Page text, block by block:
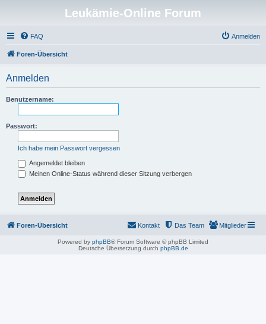
Leukämie-Online Forum
FAQ Anmelden
Foren-Übersicht
Anmelden
Benutzername:
Passwort:
Ich habe mein Passwort vergessen
Angemeldet bleiben
Meinen Online-Status während dieser Sitzung verbergen
Foren-Übersicht Mitglieder
Das Team
Kontakt
Powered by phpBB® Forum Software © phpBB Limited
Deutsche Übersetzung durch phpBB.de